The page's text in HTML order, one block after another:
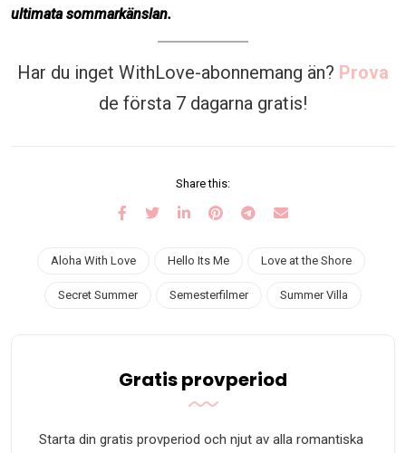
ultimata sommarkänslan.
Har du inget WithLove-abonnemang än? Prova
de första 7 dagarna gratis!
Share this:
Aloha With Love Hello Its Me Love at the Shore
Secret Summer Semesterfilmer Summer Villa
Gratis provperiod
Starta din gratis provperiod och njut av alla romantiska